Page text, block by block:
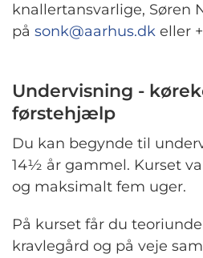
knallertansvarlige, Søren
på sonk@aarhus.dk eller
Undervisning -
førstehjælp
Du kan begynde til
14½ år gammel. Kurset
og maksimalt fem uger.
På kurset får du
kravlegård og på veje